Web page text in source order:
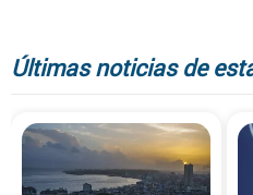
Últimas noticias de